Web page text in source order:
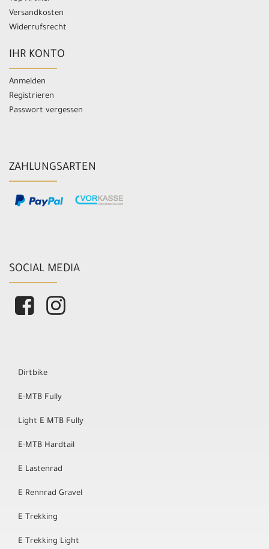
Versandkosten
Widerrufsrecht
IHR KONTO
Anmelden
Registrieren
Passwort vergessen
ZAHLUNGSARTEN
SOCIAL MEDIA
Dirtbike
E-MTB Fully
Light E MTB Fully
E-MTB Hardtail
E Lastenrad
E Rennrad Gravel
E Trekking
E Trekking Light